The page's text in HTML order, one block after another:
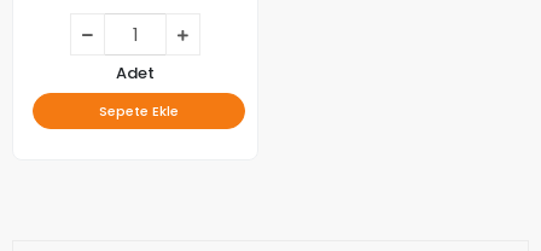
Adet
Sepete Ekle